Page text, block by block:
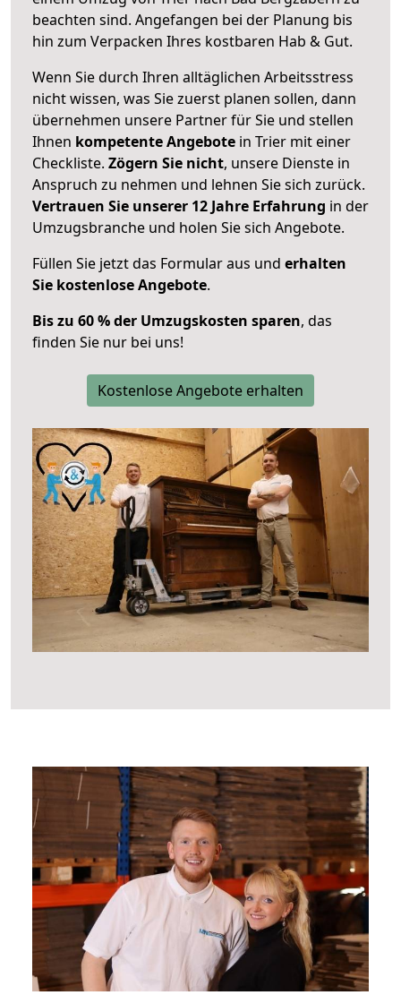
beachten sind. Angefangen bei der Planung bis
hin zum Verpacken Ihres kostbaren Hab & Gut.
Wenn Sie durch Ihren alltäglichen Arbeitsstress
nicht wissen, was Sie zuerst planen sollen, dann
übernehmen unsere Partner für Sie und stellen
Ihnen kompetente Angebote in Trier mit einer
Checkliste. Zögern Sie nicht, unsere Dienste in
Anspruch zu nehmen und lehnen Sie sich zurück.
Vertrauen Sie unserer 12 Jahre Erfahrung in der
Umzugsbranche und holen Sie sich Angebote.
Füllen Sie jetzt das Formular aus und erhalten
Sie kostenlose Angebote.
Bis zu 60 % der Umzugskosten sparen, das
finden Sie nur bei uns!
Kostenlose Angebote erhalten